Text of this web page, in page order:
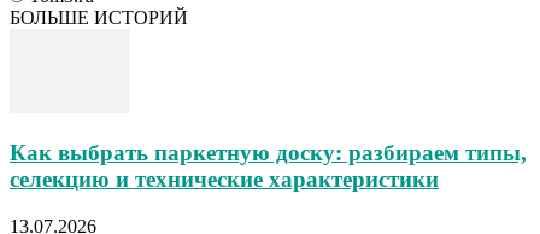
БОЛЬШЕ ИСТОРИЙ
Как выбрать паркетную доску: разбираем типы,
селекцию и технические характеристики
13.07.2026